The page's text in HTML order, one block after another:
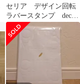
セリア デザイン回転
ラバースタンプ deco
word 他 4種類 匿名
配送